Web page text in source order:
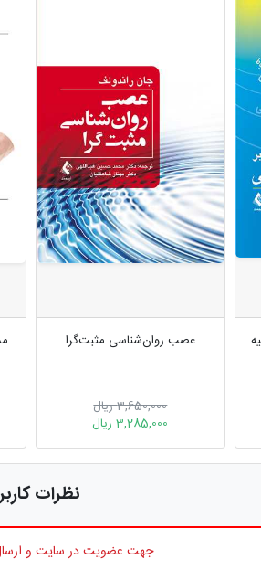
عصب روان‌شناسی مثبت‌گرا
3,650,000 ریال
3,285,000 ریال
نظرات
جهت عضویت در سایت و